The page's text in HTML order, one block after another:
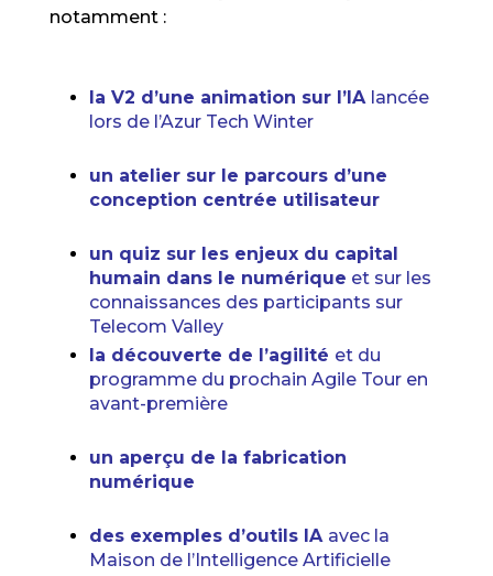
notamment :
la V2 d’une animation sur l’IA lancée
lors de l’Azur Tech Winter
un atelier sur le parcours d’une
conception centrée utilisateur
un quiz sur les enjeux du capital
humain dans le numérique et sur les
connaissances des participants sur
Telecom Valley
la découverte de l’agilité et du
programme du prochain Agile Tour en
avant-première
un aperçu de la fabrication
numérique
des exemples d’outils IA avec la
Maison de l’Intelligence Artificielle